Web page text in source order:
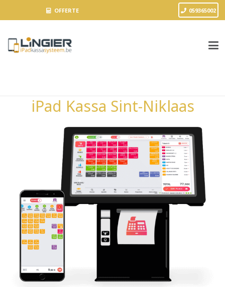
OFFERTE 059365002
iPad Kassa Sint-Niklaas